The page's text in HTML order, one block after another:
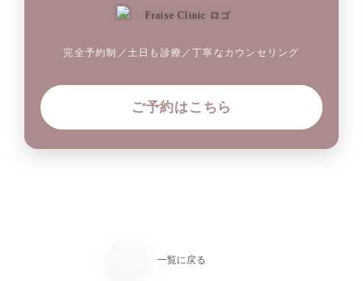
完全予約制／土日も診療／丁寧なカウンセリング
ご予約はこちら
一覧に戻る